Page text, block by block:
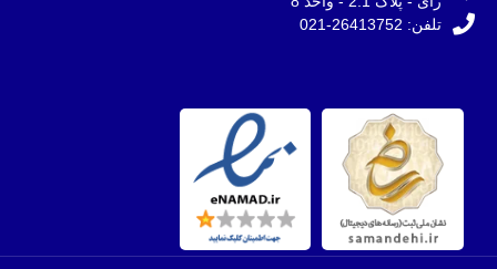
تلفن: 26413752-021